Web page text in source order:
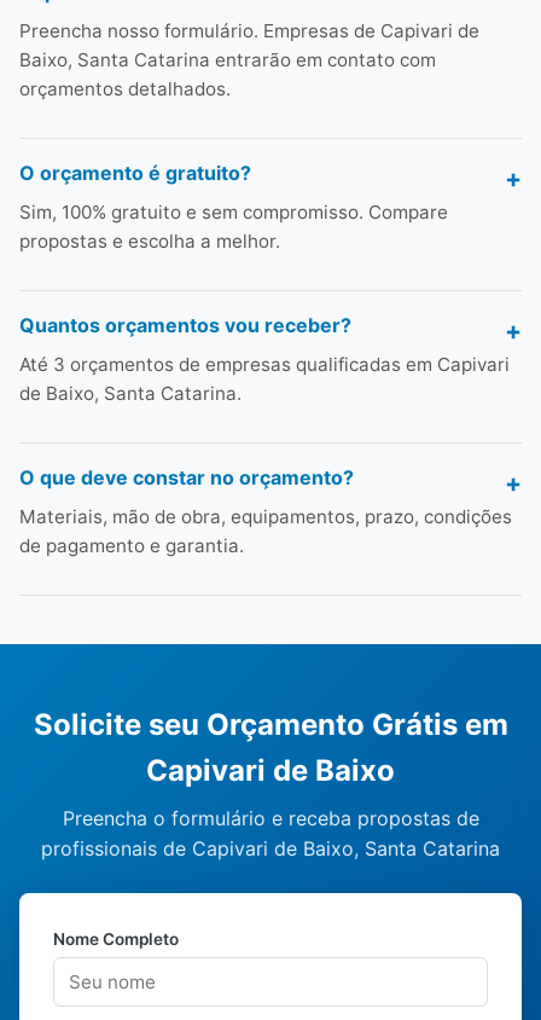
Preencha nosso formulário. Empresas de Capivari de
Baixo, Santa Catarina entrarão em contato com
orçamentos detalhados.
O orçamento é gratuito?
Sim, 100% gratuito e sem compromisso. Compare
propostas e escolha a melhor.
Quantos orçamentos vou receber?
Até 3 orçamentos de empresas qualificadas em Capivari
de Baixo, Santa Catarina.
O que deve constar no orçamento?
Materiais, mão de obra, equipamentos, prazo, condições
de pagamento e garantia.
Solicite seu Orçamento Grátis em
Capivari de Baixo
Preencha o formulário e receba propostas de
profissionais de Capivari de Baixo, Santa Catarina
Nome Completo